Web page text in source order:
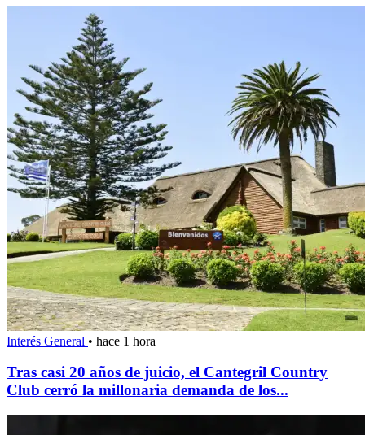
Interés General • hace 1 hora
Tras casi 20 años de juicio, el Cantegril Country
Club cerró la millonaria demanda de los...